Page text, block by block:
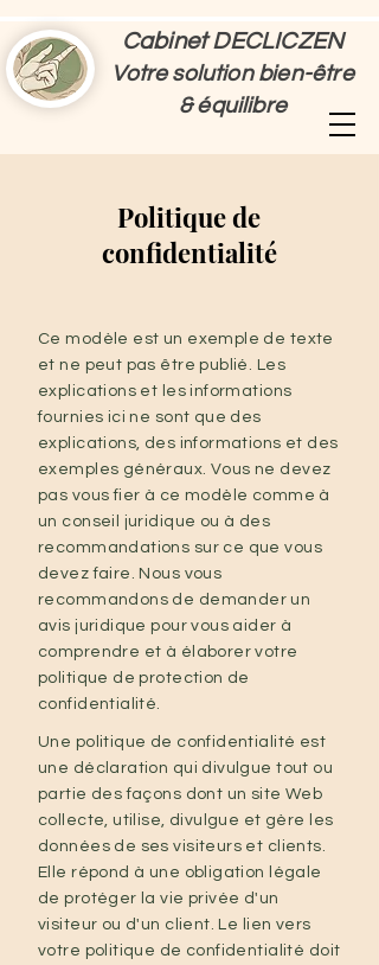
Cabinet DECLICZEN
Votre solution bien-être
& équilibre
Politique de
confidentialité
Ce modèle est un exemple de texte
et ne peut pas être publié. Les
explications et les informations
fournies ici ne sont que des
explications, des informations et des
exemples généraux. Vous ne devez
pas vous fier à ce modèle comme à
un conseil juridique ou à des
recommandations sur ce que vous
devez faire. Nous vous
recommandons de demander un
avis juridique pour vous aider à
comprendre et à élaborer votre
politique de protection de
confidentialité.
Une politique de confidentialité est
une déclaration qui divulgue tout ou
partie des façons dont un site Web
collecte, utilise, divulgue et gère les
données de ses visiteurs et clients.
Elle répond à une obligation légale
de protéger la vie privée d'un
visiteur ou d'un client. Le lien vers
votre politique de confidentialité doit